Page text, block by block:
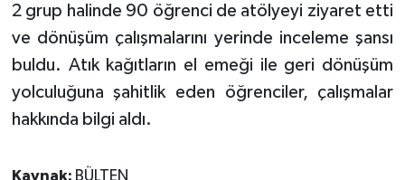
2 grup halinde 90 öğrenci de atölyeyi ziyaret etti
ve dönüşüm çalışmalarını yerinde inceleme şansı
buldu. Atık kağıtların el emeği ile geri dönüşüm
yolculuğuna şahitlik eden öğrenciler, çalışmalar
hakkında bilgi aldı.
Kaynak: BÜLTEN